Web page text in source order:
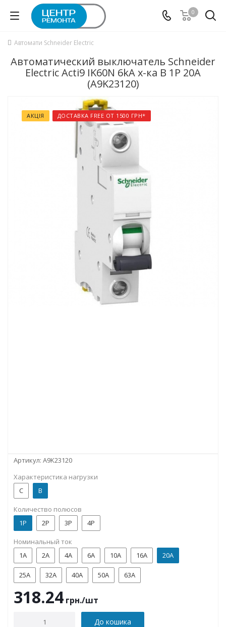
0
Автомати Schneider Electric
Автоматический выключатель Schneider
Electric Acti9 IK60N 6kA х-ка B 1P 20А
(A9K23120)
АКЦІЯ ДОСТАВКА FREE ОТ 1500 ГРН*
Артикул: A9K23120
Характеристика нагрузки
C
B
Количество полюсов
1P
2P 3P 4P
Номинальный ток
1А
2А 4А 6А 10А 16А 20А
25А 32А 40А 50А 63А
318.24 грн./шт
До кошика